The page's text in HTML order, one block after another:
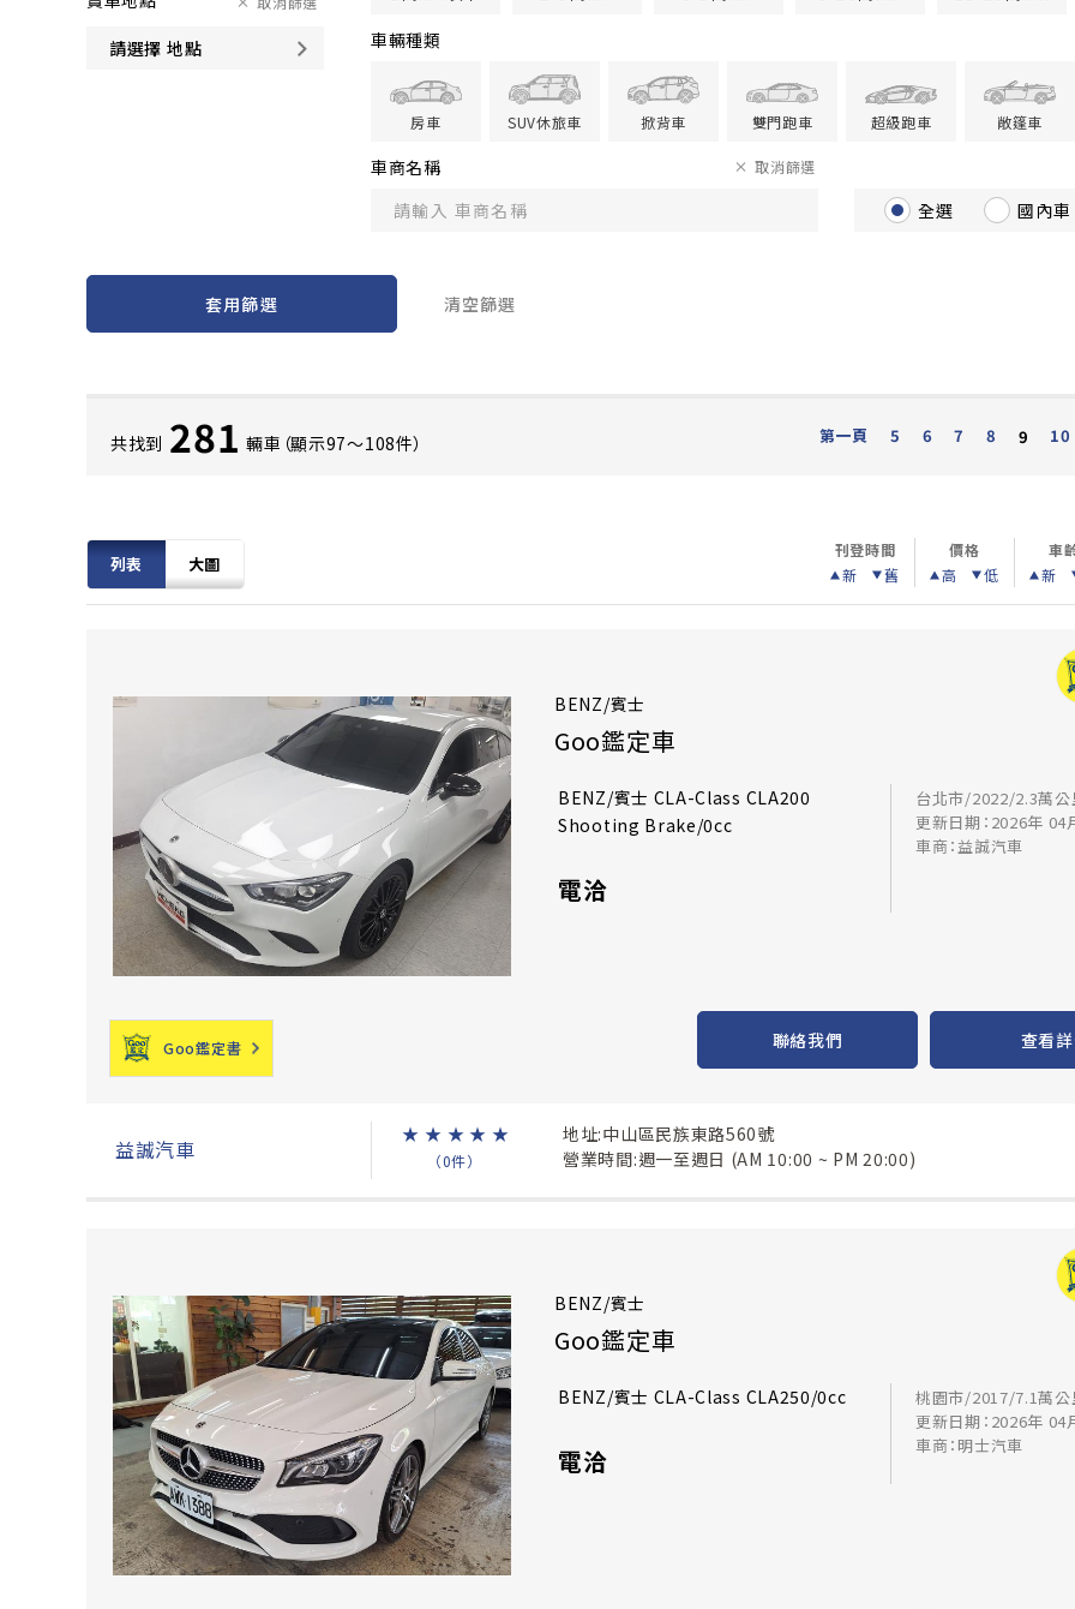
請選擇 地點
車輛種類
房車 SUV休旅車 掀背車 雙門跑車 超級跑車 敞篷車
車商名稱 取消篩選
全選 國內車
套用篩選 清空篩選
共找到 281 輛車（顯示97〜108件） 第一頁 5 6 7 8 9 10
列表 大圖
刊登時間
新
舊
價格
高
低
車
新
BENZ/賓士
Goo鑑定車
BENZ/賓士 CLA-Class CLA200
Shooting Brake/0cc
電洽
台北市/2022/2.3萬公
更新日期：2026年 04
車商：益誠汽車
Goo鑑定書 聯絡我們 查看
益誠汽車
★ ★ ★ ★ ★
（0件）
地址:中山區民族東路560號
營業時間:週一至週日 (AM 10:00 ~ PM 20:00)
BENZ/賓士
Goo鑑定車
BENZ/賓士 CLA-Class CLA250/0cc
電洽
桃園市/2017/7.1萬公
更新日期：2026年 04
車商：明士汽車